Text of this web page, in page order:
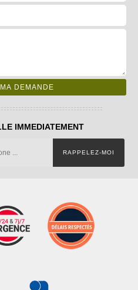
IMMEDIATEMENT